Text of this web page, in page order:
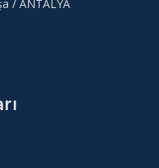
/ ANTALYA